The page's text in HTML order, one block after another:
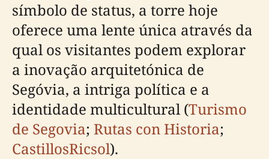
símbolo de status, a torre hoje
oferece uma lente única através da
qual os visitantes podem explorar
a inovação arquitetónica de
Segóvia, a intriga política e a
identidade multicultural (Turismo
de Segovia; Rutas con Historia;
CastillosRicsol).